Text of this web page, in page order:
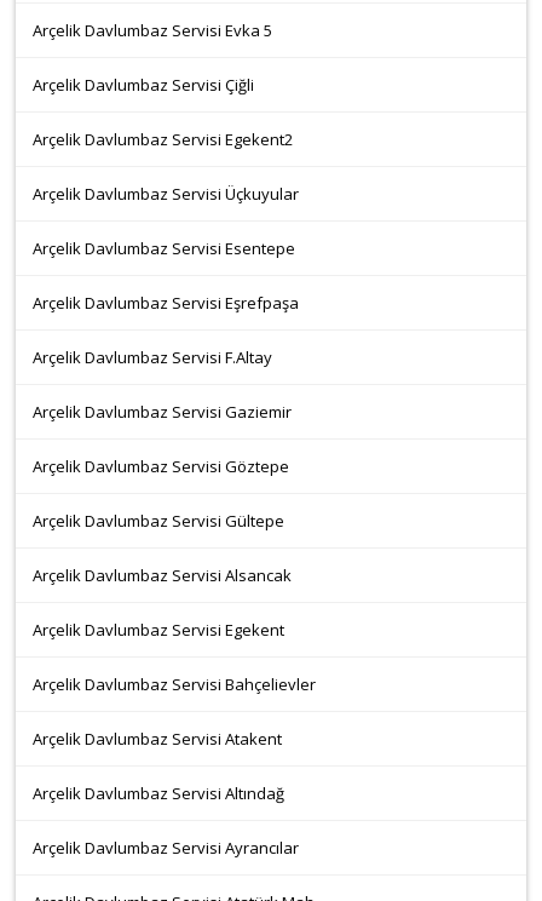
Arçelik Davlumbaz Servisi Evka 5
Arçelik Davlumbaz Servisi Çiğli
Arçelik Davlumbaz Servisi Egekent2
Arçelik Davlumbaz Servisi Üçkuyular
Arçelik Davlumbaz Servisi Esentepe
Arçelik Davlumbaz Servisi Eşrefpaşa
Arçelik Davlumbaz Servisi F.Altay
Arçelik Davlumbaz Servisi Gaziemir
Arçelik Davlumbaz Servisi Göztepe
Arçelik Davlumbaz Servisi Gültepe
Arçelik Davlumbaz Servisi Alsancak
Arçelik Davlumbaz Servisi Egekent
Arçelik Davlumbaz Servisi Bahçelievler
Arçelik Davlumbaz Servisi Atakent
Arçelik Davlumbaz Servisi Altındağ
Arçelik Davlumbaz Servisi Ayrancılar